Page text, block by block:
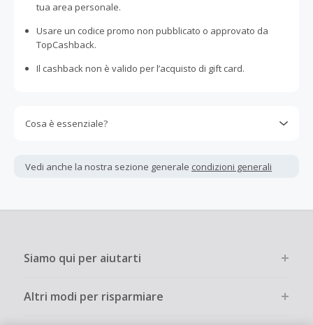
tua area personale.
Usare un codice promo non pubblicato o approvato da
TopCashback.
Il cashback non è valido per l’acquisto di gift card.
Cosa è essenziale?
interamente online.
dall'acquisto. Pertanto, se noti che il tuo cashback è
Vedi anche la nostra sezione generale condizioni generali
Siamo qui per aiutarti
Altri modi per risparmiare